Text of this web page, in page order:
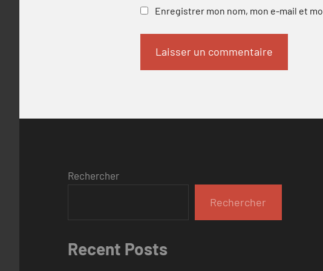
Enregistrer mon nom, mon e-mail et
Rechercher
Rechercher
Recent Posts